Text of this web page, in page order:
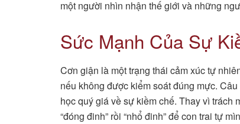
một người nhìn nhận thế giới và những
Sức Mạnh Của Sự
Cơn giận là một trạng thái cảm xúc tự
nếu không được kiểm soát đúng mực.
học quý giá về sự kiềm chế. Thay vì trách
“đóng đinh” rồi “nhổ đinh” để con trai tự